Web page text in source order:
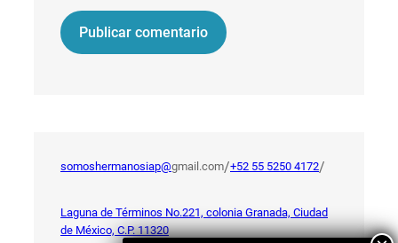
somoshermanosiap@gmail.com/+52 55 5250 4172/
Laguna de Términos No.221, colonia Granada, Ciudad
de México, C.P. 11320